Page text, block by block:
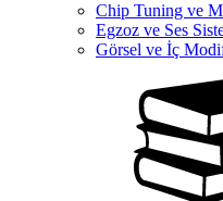
Chip Tuning ve
Egzoz ve Ses
Görsel ve İç